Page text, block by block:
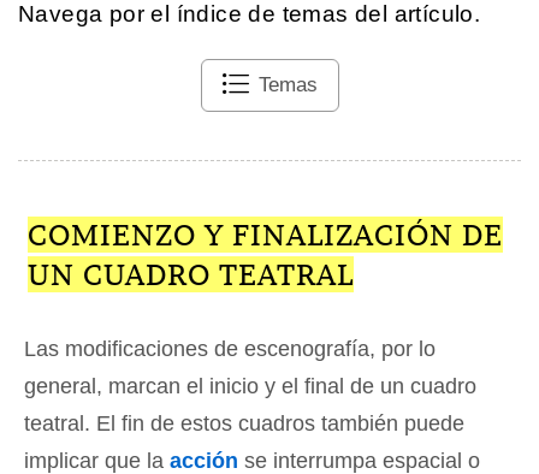
Navega por el índice de temas del artículo.
Temas
COMIENZO Y FINALIZACIÓN DE
UN CUADRO TEATRAL
Las modificaciones de escenografía, por lo
general, marcan el inicio y el final de un cuadro
teatral. El fin de estos cuadros también puede
implicar que la acción se interrumpa espacial o